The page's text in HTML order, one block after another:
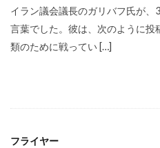
イラン議会議長のガリバフ氏が、
言葉でした。彼は、次のように投
類のために戦ってい […]
フライヤー